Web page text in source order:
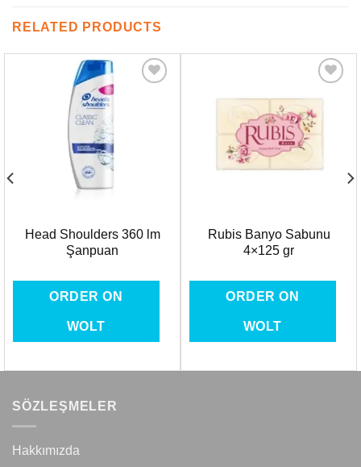
RELATED PRODUCTS
Head Shoulders 360 lm
Şanpuan
ORDER ON
WOLT
Ekle
Rubis Banyo Sabunu
4×125 gr
ORDER ON
WOLT
SÖZLEŞMELER
Hakkımızda